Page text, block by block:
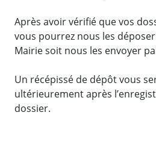
Après avoir vérifié que vos
vous pourrez nous les déposer
Mairie soit nous les envoyer
Un récépissé de dépôt vous
ultérieurement après
dossier.